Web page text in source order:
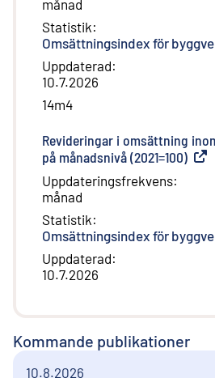
månad
Statistik:
Omsättningsindex för
Uppdaterad:
10.7.2026
14m4
Revideringar i omsättning
på månadsnivå (2021=100)
Uppdateringsfrekvens:
månad
Statistik:
Omsättningsindex för
Uppdaterad:
10.7.2026
Kommande publikationer
10.8.2026